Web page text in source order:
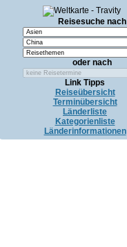
Reisesuche nach
oder nach
Link Tipps
Reiseübersicht
Terminübersicht
Länderliste
Kategorienliste
Länderinformationen